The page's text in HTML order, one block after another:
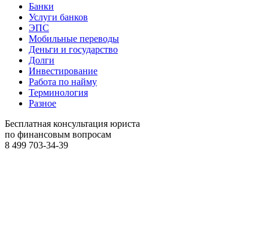
Банки
Услуги банков
ЭПС
Мобильные переводы
Деньги и государство
Долги
Инвестирование
Работа по найму
Терминология
Разное
Бесплатная консультация юриста
по финансовым вопросам
8 499 703-34-39